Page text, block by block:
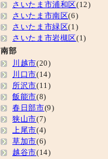
さいたま市浦和区(12)
さいたま市南区(6)
さいたま市緑区(1)
さいたま市岩槻区(1)
南部
川越市(20)
川口市(14)
所沢市(11)
飯能市(8)
春日部市(9)
狭山市(7)
上尾市(4)
草加市(6)
越谷市(14)